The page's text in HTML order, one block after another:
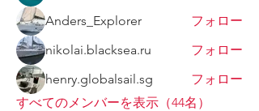
Anders_Explorer
フォロー
nikolai.blacksea.ru
フォロー
henry.globalsail.sg
フォロー
すべてのメンバーを表示（44名）